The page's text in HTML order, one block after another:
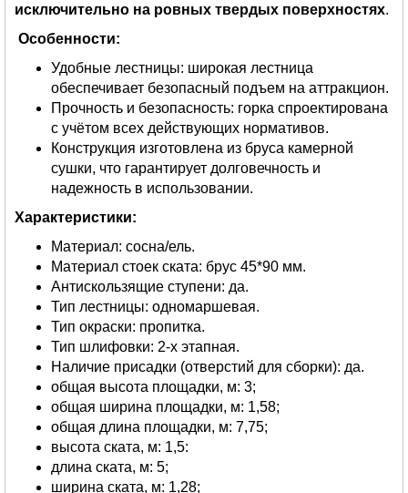
исключительно на ровных твердых поверхностях.
Особенности:
Удобные лестницы: широкая лестница
обеспечивает безопасный подъем на аттракцион.
Прочность и безопасность: горка спроектирована
с учётом всех действующих нормативов.
Конструкция изготовлена из бруса камерной
сушки, что гарантирует долговечность и
надежность в использовании.
Характеристики:
Материал: сосна/ель.
Материал стоек ската: брус 45*90 мм.
Антискользящие ступени: да.
Тип лестницы: одномаршевая.
Тип окраски: пропитка.
Тип шлифовки: 2-х этапная.
Наличие присадки (отверстий для сборки): да.
общая высота площадки, м: 3;
общая ширина площадки, м: 1,58;
общая длина площадки, м: 7,75;
высота ската, м: 1,5:
длина ската, м: 5;
ширина ската, м: 1,28;